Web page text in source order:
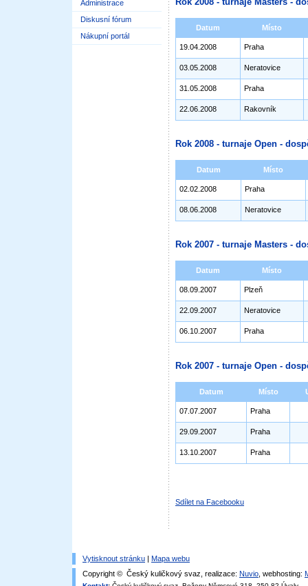
Administrace
Diskusní fórum
Nákupní portál
Datum Místo
19.04.2008 Praha
03.05.2008 Neratovice
31.05.2008 Praha
22.06.2008 Rakovník
Rok 2008 - turnaje Open -
Datum Místo
02.02.2008 Praha
08.06.2008 Neratovice
Rok 2007 - turnaje Masters -
Datum Místo
08.09.2007 Plzeň
22.09.2007 Neratovice
06.10.2007 Praha
Rok 2007 - turnaje Open -
Datum Místo
07.07.2007 Praha
29.09.2007 Praha
13.10.2007 Praha
Sdílet na Facebooku
Vytisknout stránku | Mapa webu
Copyright © Český kuličkový svaz, realizace: Nuvio , webhosting: